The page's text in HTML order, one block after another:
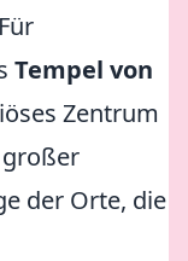
Tempel von
Zentrum
der Orte, die